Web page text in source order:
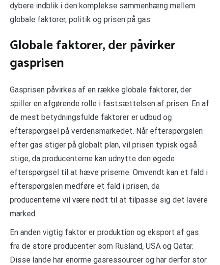
dybere indblik i den komplekse sammenhæng mellem
globale faktorer, politik og prisen på gas.
Globale faktorer, der påvirker
gasprisen
Gasprisen påvirkes af en række globale faktorer, der
spiller en afgørende rolle i fastsættelsen af prisen. En af
de mest betydningsfulde faktorer er udbud og
efterspørgsel på verdensmarkedet. Når efterspørgslen
efter gas stiger på globalt plan, vil prisen typisk også
stige, da producenterne kan udnytte den øgede
efterspørgsel til at hæve priserne. Omvendt kan et fald i
efterspørgslen medføre et fald i prisen, da
producenterne vil være nødt til at tilpasse sig det lavere
marked.
En anden vigtig faktor er produktion og eksport af gas
fra de store producenter som Rusland, USA og Qatar.
Disse lande har enorme gasressourcer og har derfor stor